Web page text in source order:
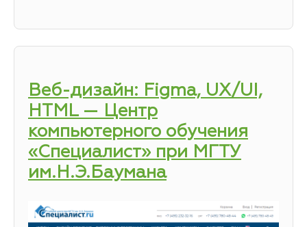
Веб-дизайн: Figma, UX/UI,
HTML — Центр
компьютерного обучения
«Специалист» при МГТУ
им.Н.Э.Баумана